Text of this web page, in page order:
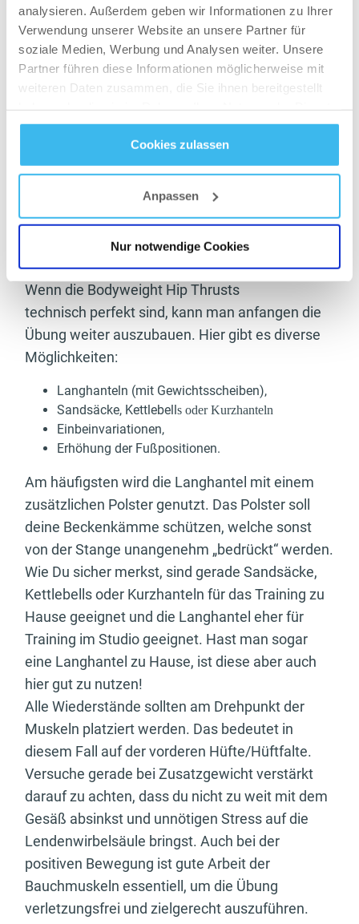
analysieren. Außerdem geben wir Informationen zu Ihrer
Verwendung unserer Website an unsere Partner für
soziale Medien, Werbung und Analysen weiter. Unsere
Partner führen diese Informationen möglicherweise mit
weiteren Daten zusammen, die Sie ihnen bereitgestellt
gesammelt haben.
Datenschutz- undCookie-Richtlinien
Cookies zulassen
Anpassen
Nur notwendige Cookies
Was brauchst du für die Übung?
Nicht viel! Du kannst Hip Thrust sowohl zu
Hause wie auch im Fitnessstudio super
ausführen. Fange aber am besten mit deinem
Übungsablauf zu verinnerlichen. Nutze eine
Bank, ein Sofa oder ein Bett als Auflage für den
Oberkörper. Dort positionierst du den
Schultergürtel drauf und stellst deine Füße im
zweiten Teil von diesem Turtorial!
Wenn die Bodyweight Hip Thrusts
technisch perfekt sind, kann man anfangen die
Übung weiter auszubauen. Hier gibt es diverse
Möglichkeiten:
Langhanteln (mit Gewichtsscheiben),
Sandsäcke, Kettlebell s oder Kurzhanteln
Einbeinvariationen,
Erhöhung der Fußpositionen.
Am häufigsten wird die Langhantel mit einem
zusätzlichen Polster genutzt. Das Polster soll
deine Beckenkämme schützen, welche sonst
von der Stange unangenehm „bedrückt“ werden.
Wie Du sicher merkst, sind gerade Sandsäcke,
Kettlebells oder Kurzhanteln für das Training zu
Hause geeignet und die Langhantel eher für
Training im Studio geeignet. Hast man sogar
eine Langhantel zu Hause, ist diese aber auch
hier gut zu nutzen!
Alle Wiederstände sollten am Drehpunkt der
Muskeln platziert werden. Das bedeutet in
diesem Fall auf der vorderen Hüfte/Hüftfalte.
Versuche gerade bei Zusatzgewicht verstärkt
darauf zu achten, dass du nicht zu weit mit dem
Gesäß absinkst und unnötigen Stress auf die
Lendenwirbelsäule bringst. Auch bei der
positiven Bewegung ist gute Arbeit der
Bauchmuskeln essentiell, um die Übung
verletzungsfrei und zielgerecht auszuführen.